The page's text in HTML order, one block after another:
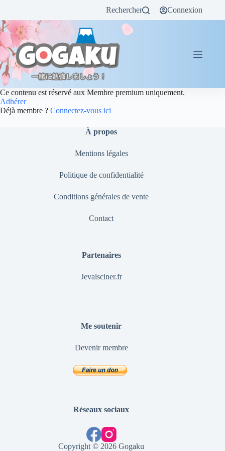
Rechercher Connexion
Ce contenu est réservé aux Membre premium uniquement.
Adhérer
Déjà membre ? Connectez-vous ici
À propos
Mentions légales
Politique de confidentialité
Conditions générales de vente
Contact
Partenaires
Jevaisciner.fr
Me soutenir
Devenir membre
Réseaux sociaux
Copyright © 2026 Gogaku